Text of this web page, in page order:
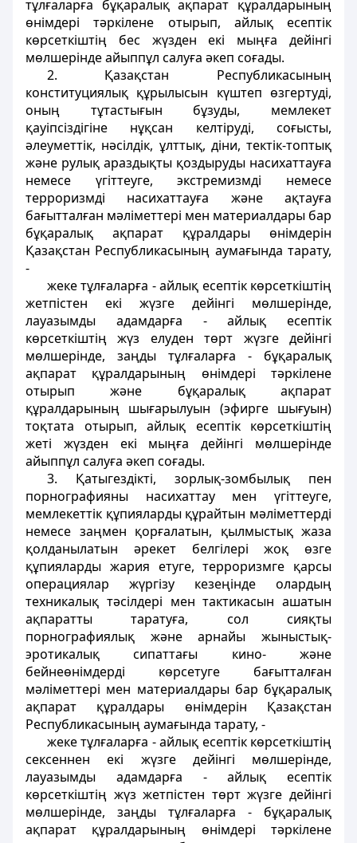
тұлғаларға бұқаралық ақпарат құралдарының
өнiмдерi тәркілене отырып, айлық есептiк
көрсеткiштiң бес жүзден екi мыңға дейiнгi
мөлшерiнде айыппұл салуға әкеп соғады.
2. Қазақстан Республикасының
конституциялық құрылысын күштеп өзгертудi,
оның тұтастығын бұзуды, мемлекет
қауiпсiздiгiне нұқсан келтiрудi, соғысты,
әлеуметтiк, нәсiлдiк, ұлттық, дiни, тектiк-топтық
және рулық араздықты қоздыруды насихаттауға
немесе үгiттеуге, экстремизмдi немесе
терроризмдi насихаттауға және ақтауға
бағытталған мәлiметтерi мен материалдары бар
бұқаралық ақпарат құралдары өнiмдерiн
Қазақстан Республикасының аумағында тарату,
-
жеке тұлғаларға - айлық есептiк көрсеткiштiң
жетпiстен екi жүзге дейiнгi мөлшерiнде,
лауазымды адамдарға - айлық есептiк
көрсеткіштiң жүз елуден төрт жүзге дейiнгi
мөлшерiнде, заңды тұлғаларға - бұқаралық
ақпарат құралдарының өнiмдерi тәркiлене
отырып және бұқаралық ақпарат
құралдарының шығарылуын (эфирге шығуын)
тоқтата отырып, айлық есептiк көрсеткiштiң
жетi жүзден екi мыңға дейiнгi мөлшерiнде
айыппұл салуға әкеп соғады.
3. Қатыгездiктi, зорлық-зомбылық пен
порнографияны насихаттау мен үгiттеуге,
мемлекеттік құпияларды құрайтын мәлiметтердi
немесе заңмен қорғалатын, қылмыстық жаза
қолданылатын әрекет белгілерi жоқ өзге
құпияларды жария етуге, терроризмге қарсы
операциялар жүргiзу кезеңiнде олардың
техникалық тәсiлдерi мен тактикасын ашатын
ақпаратты таратуға, сол сияқты
порнографиялық және арнайы жыныстық-
эротикалық сипаттағы кино- және
бейнеөнiмдердi көрсетуге бағытталған
мәлiметтерi мен материалдары бар бұқаралық
ақпарат құралдары өнiмдерiн Қазақстан
Республикасының аумағында тарату, -
жеке тұлғаларға - айлық есептiк көрсеткiштiң
сексеннен екi жүзге дейiнгi мөлшерiнде,
лауазымды адамдарға - айлық есептiк
көрсеткiштiң жүз жетпiстен төрт жүзге дейiнгі
мөлшерiнде, заңды тұлғаларға - бұқаралық
ақпарат құралдарының өнiмдерi тәркiлене